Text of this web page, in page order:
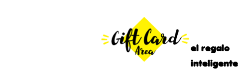
el regalo
inteligente